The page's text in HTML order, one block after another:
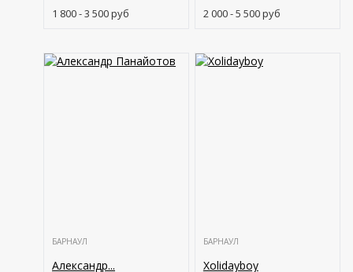
1 800 - 3 500руб
2 000 - 5 500руб
БАРНАУЛ
Александр...
БАРНАУЛ
Xolidayboy